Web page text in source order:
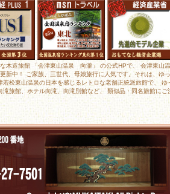
木造旅館 「会津東山温泉 向瀧」 の公式HPで、 会津東山
中！ ご家族、三世代、母娘旅行に人気です。それは、ゆ
松東山温泉の日本を感じるレトロな老舗正統派旅館で、 ゆ
旅館、ホテル向滝、向滝別館など、 類似品・同名旅館に